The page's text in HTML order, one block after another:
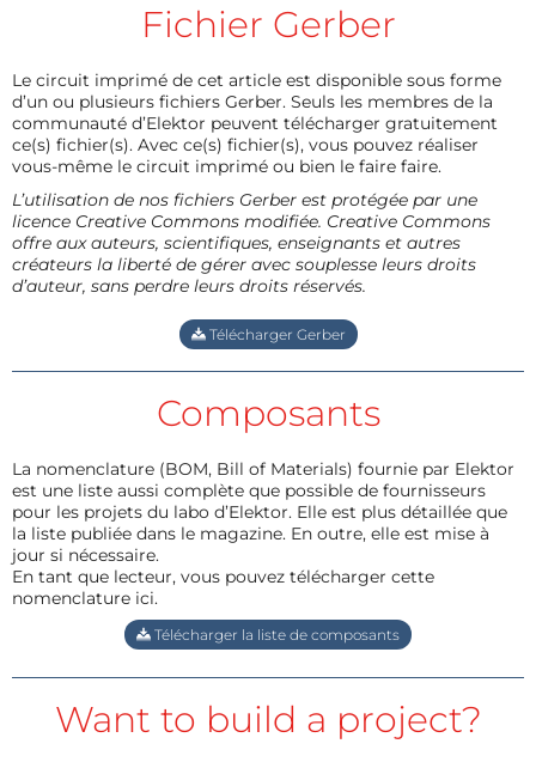
Fichier Gerber
Le circuit imprimé de cet article est disponible sous forme
d’un ou plusieurs fichiers Gerber. Seuls les membres de la
communauté d’Elektor peuvent télécharger gratuitement
ce(s) fichier(s). Avec ce(s) fichier(s), vous pouvez réaliser
vous-même le circuit imprimé ou bien le faire faire.
L’utilisation de nos fichiers Gerber est protégée par une
licence Creative Commons modifiée. Creative Commons
offre aux auteurs, scientifiques, enseignants et autres
créateurs la liberté de gérer avec souplesse leurs droits
d’auteur, sans perdre leurs droits réservés.
Télécharger Gerber
Composants
La nomenclature (BOM, Bill of Materials) fournie par Elektor
est une liste aussi complète que possible de fournisseurs
pour les projets du labo d’Elektor. Elle est plus détaillée que
la liste publiée dans le magazine. En outre, elle est mise à
jour si nécessaire.
En tant que lecteur, vous pouvez télécharger cette
nomenclature ici.
Télécharger la liste de composants
Want to build a project?